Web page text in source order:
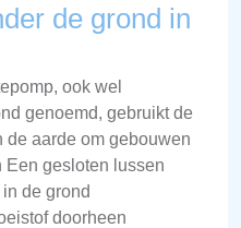
de grond in
ook wel
genoemd, gebruikt de
de aarde om gebouwen
Een gesloten lussen
de grond
doorheen